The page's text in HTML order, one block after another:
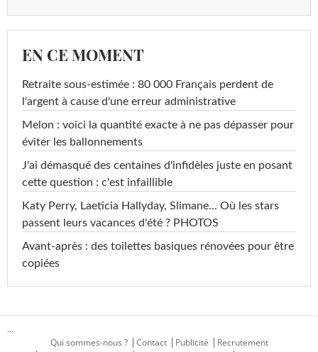
EN CE MOMENT
Retraite sous-estimée : 80 000 Français perdent de
l'argent à cause d'une erreur administrative
Melon : voici la quantité exacte à ne pas dépasser pour
éviter les ballonnements
J'ai démasqué des centaines d'infidèles juste en posant
cette question : c'est infaillible
Katy Perry, Laeticia Hallyday, Slimane... Où les stars
passent leurs vacances d'été ? PHOTOS
Avant-après : des toilettes basiques rénovées pour être
copiées
...
Qui sommes-nous ?
Contact Publicité
Recrutement